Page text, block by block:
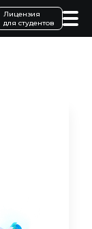
Лицензия
для студентов